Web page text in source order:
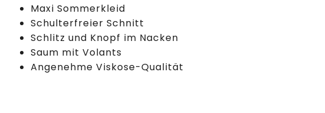
Maxi Sommerkleid
Schulterfreier Schnitt
Schlitz und Knopf im Nacken
Saum mit Volants
Angenehme Viskose-Qualität